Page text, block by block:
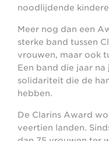
noodlijdende
Meer nog dan een
sterke band tussen
vrouwen, maar ook
Een band die jaar
solidariteit die de
hebben.
De Clarins Award
veertien landen.